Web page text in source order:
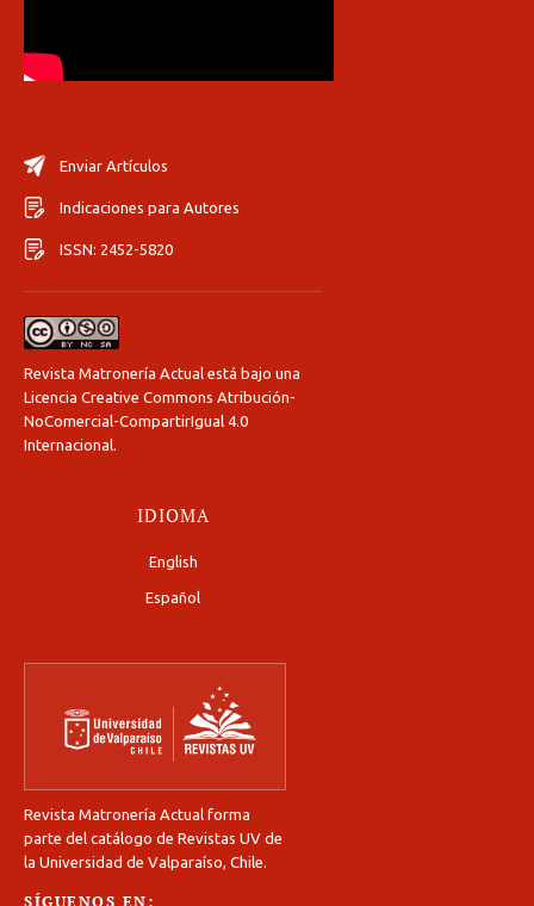
Enviar Artículos
Indicaciones para Autores
ISSN: 2452-5820
Revista Matronería Actual está bajo una
Licencia Creative Commons Atribución-
NoComercial-CompartirIgual 4.0
Internacional.
IDIOMA
English
Español
Revista Matronería Actual forma
parte del catálogo de Revistas UV de
la Universidad de Valparaíso, Chile.